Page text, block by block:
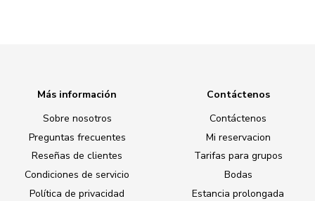
Más información
Sobre nosotros
Preguntas frecuentes
Reseñas de clientes
Condiciones de servicio
Política de privacidad
Contáctenos
Contáctenos
Mi reservacion
Tarifas para grupos
Bodas
Estancia prolongada